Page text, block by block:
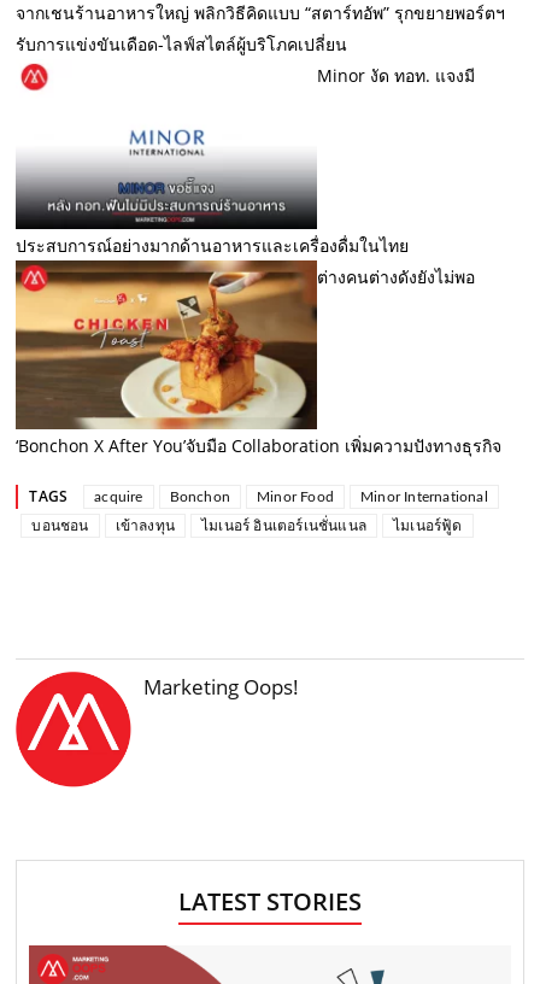
จากเชนร้านอาหารใหญ่ พลิกวิธีคิดแบบ “สตาร์ทอัพ” รุกขยายพอร์ตฯ
รับการแข่งขันเดือด-ไลฟ์สไตล์ผู้บริโภคเปลี่ยน
Minor งัด ทอท. แจงมี
ประสบการณ์อย่างมากด้านอาหารและเครื่องดื่มในไทย
ต่างคนต่างดังยังไม่พอ
‘Bonchon X After You’จับมือ Collaboration เพิ่มความปังทางธุรกิจ
TAGS acquire Bonchon Minor Food
Minor International
บอนชอน
เข้าลงทุน ไมเนอร์ อินเตอร์เนชั่นแนล ไมเนอร์ฟู้ด
Marketing Oops!
LATEST STORIES